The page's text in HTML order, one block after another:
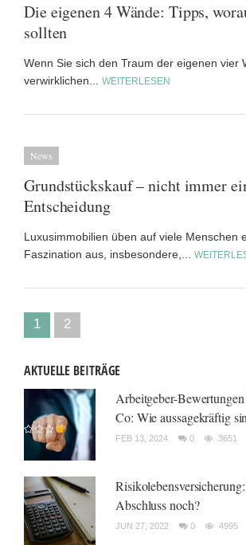
Die eigenen 4 Wände: Tipps,
sollten
Wenn Sie sich den Traum der eigenen vier
verwirklichen... WEITERLESEN
News
Grundstückskauf – nicht immer
Entscheidung
Luxusimmobilien üben auf viele Menschen
Faszination aus, insbesondere,...
1 2
AKTUELLE BEITRÄGE
Arbeitgeber-
Co: Wie aussagekräftig
FEB 13, 2024 0 3651
Abschluss noch?
JUN 27, 2022 0 4995